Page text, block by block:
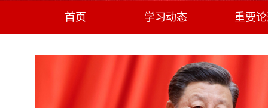
首页 学习动态 重要